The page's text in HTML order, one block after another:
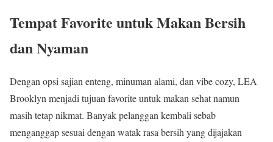
Tempat Favorite untuk Makan Bersih
dan Nyaman
Dengan opsi sajian enteng, minuman alami, dan vibe cozy, LEA
Brooklyn menjadi tujuan favorite untuk makan sehat namun
masih tetap nikmat. Banyak pelanggan kembali sebab
menganggap sesuai dengan watak rasa bersih yang dijajakan